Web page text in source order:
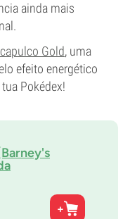
ainda mais
Gold, uma
efeito energético
Pokédex!